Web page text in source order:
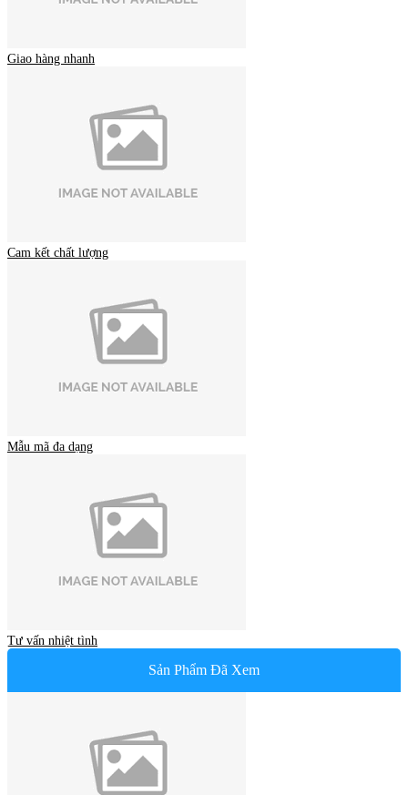
Giao hàng nhanh
Cam kết chất lượng
Mẫu mã đa dạng
Tư vấn nhiệt tình
Sản Phẩm Đã Xem